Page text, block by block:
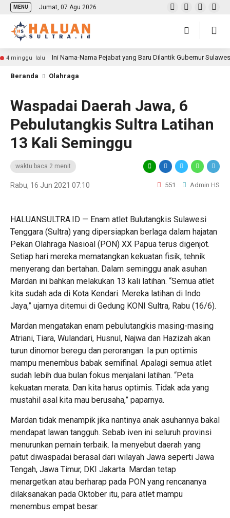
MENU Jumat, 07 Agu 2026
4 minggu lalu Ini Nama-Nama Pejabat yang Baru Dilantik Gubernur
Beranda Olahraga
Waspadai Daerah Jawa, 6
Pebulutangkis Sultra Latihan
13 Kali Seminggu
waktu baca 2 menit
Rabu, 16 Jun 2021 07:10 551 Admin HS
HALUANSULTRA.ID — Enam atlet Bulutangkis Sulawesi
Tenggara (Sultra) yang dipersiapkan berlaga dalam hajatan
Pekan Olahraga Nasioal (PON) XX Papua terus digenjot.
Setiap hari mereka mematangkan kekuatan fisik, tehnik
menyerang dan bertahan. Dalam seminggu anak asuhan
Mardan ini bahkan melakukan 13 kali latihan. “Semua atlet
kita sudah ada di Kota Kendari. Mereka latihan di Indo
Jaya,” ujarnya ditemui di Gedung KONI Sultra, Rabu (16/6).
Mardan mengatakan enam pebulutangkis masing-masing
Atriani, Tiara, Wulandari, Husnul, Najwa dan Hazizah akan
turun dinomor beregu dan perorangan. Ia pun optimis
mampu menembus babak semifinal. Apalagi semua atlet
sudah lebih dua bulan fokus menjalani latihan. “Peta
kekuatan merata. Dan kita harus optimis. Tidak ada yang
mustahil asal kita mau berusaha,” paparnya.
Mardan tidak menampik jika nantinya anak asuhannya bakal
mendapat lawan tangguh. Sebab iven ini seluruh provinsi
menurunkan pemain terbaik. Ia menyebut daerah yang
patut diwaspadai berasal dari wilayah Jawa seperti Jawa
Tengah, Jawa Timur, DKI Jakarta. Mardan tetap
menargetkan atau berharap pada PON yang rencananya
dilaksanakan pada Oktober itu, para atlet mampu
menembus empat besar.